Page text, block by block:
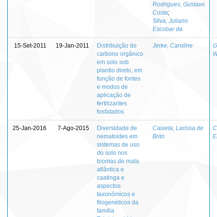
Rodrigues, Gustavo
Costa;
Silva, Juliano
Escobar da
15-Set-2011 19-Jan-2011
Distribuição do
carbono orgânico
em solo sob
plantio direto, em
função de fontes
e modos de
aplicação de
fertilizantes
fosfatados
Jerke, Caroline
25-Jan-2016 7-Ago-2015
Diversidade de
nematoides em
sistemas de uso
do solo nos
biomas de mata
atlântica e
caatinga e
aspectos
taxonômicos e
filogenéticos da
família
Caixeta, Larissa de
Brito